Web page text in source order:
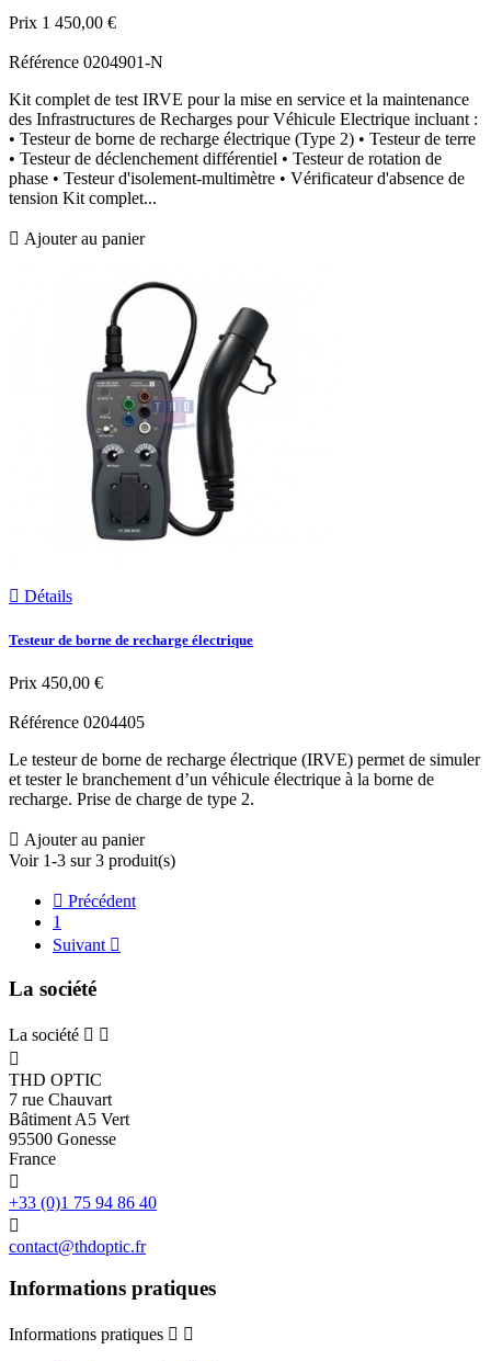
Prix 1 450,00 €
Référence 0204901-N
Kit complet de test IRVE pour la mise en service et la maintenance
des Infrastructures de Recharges pour Véhicule Electrique incluant :
• Testeur de borne de recharge électrique (Type 2) • Testeur de terre
• Testeur de déclenchement différentiel • Testeur de rotation de
phase • Testeur d'isolement-multimètre • Vérificateur d'absence de
tension Kit complet...
 Ajouter au panier
 Détails
Testeur de borne de recharge électrique
Prix 450,00 €
Référence 0204405
Le testeur de borne de recharge électrique (IRVE) permet de simuler
et tester le branchement d’un véhicule électrique à la borne de
recharge. Prise de charge de type 2.
 Ajouter au panier
Voir 1-3 sur 3 produit(s)
 Précédent
1
Suivant 
La société
La société  

THD OPTIC
7 rue Chauvart
Bâtiment A5 Vert
95500 Gonesse
France

+33 (0)1 75 94 86 40

contact@thdoptic.fr
Informations pratiques
Informations pratiques  